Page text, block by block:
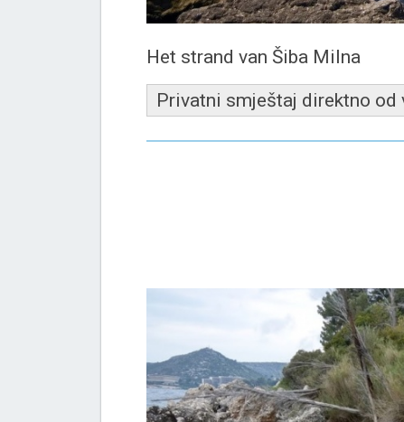
Het strand van Šiba Milna
Privatni smještaj direktno od